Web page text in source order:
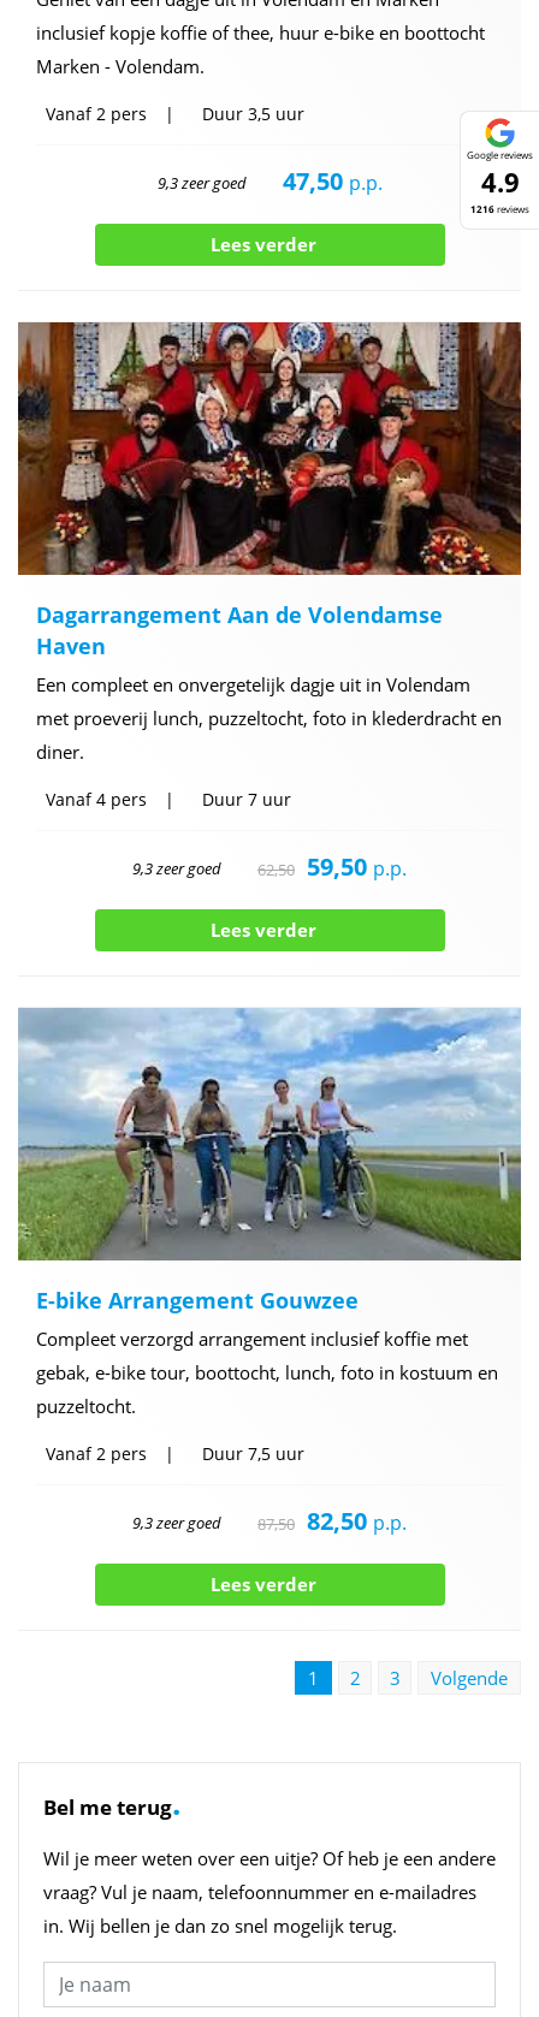
inclusief kopje koffie of thee, huur e-bike en boottocht
Marken - Volendam.
Vanaf2 pers Duur 3,5 uur
9,3 zeer goed 47,50 p.p.
Lees verder
Dagarrangement Aan de Volendamse
Haven
Een compleet en onvergetelijk dagje uit in Volendam
met proeverij lunch, puzzeltocht, foto in klederdracht en
diner.
Vanaf4 pers Duur 7 uur
9,3 zeer goed 62,50 59,50 p.p.
Lees verder
E-bike Arrangement Gouwzee
Compleet verzorgd arrangement inclusief koffie met
gebak, e-bike tour, boottocht, lunch, foto in kostuum en
puzzeltocht.
Vanaf2 pers Duur 7,5 uur
9,3 zeer goed 87,50 82,50 p.p.
Lees verder
1 2 3 Volgende
Bel me terug.
Wil je meer weten over een uitje? Of heb je een andere
vraag? Vul je naam, telefoonnummer en e-mailadres
in. Wij bellen je dan zo snel mogelijk terug.
Google reviews
4.9
1216reviews